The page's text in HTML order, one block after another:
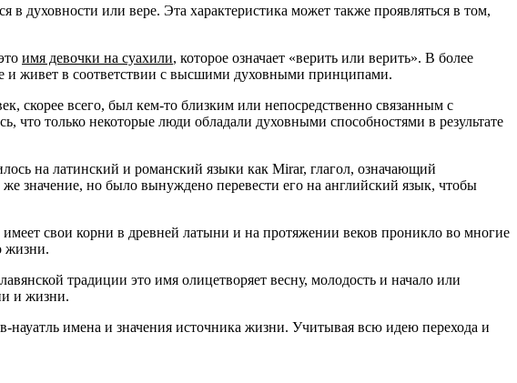
в духовности или вере. Эта характеристика может также проявляться в том,
имя девочки на суахили, которое означает «верить или верить». В более
и живет в соответствии с высшими духовными принципами.
скорее всего, был кем-то близким или непосредственно связанным с
только некоторые люди обладали духовными способностями в результате
на латинский и романский языки как Mirar, глагол, означающий
значение, но было вынуждено перевести его на английский язык, чтобы
имеет свои корни в древней латыни и на протяжении веков проникло во многие
жизни.
традиции это имя олицетворяет весну, молодость и начало или
и жизни.
имена и значения источника жизни. Учитывая всю идею перехода и